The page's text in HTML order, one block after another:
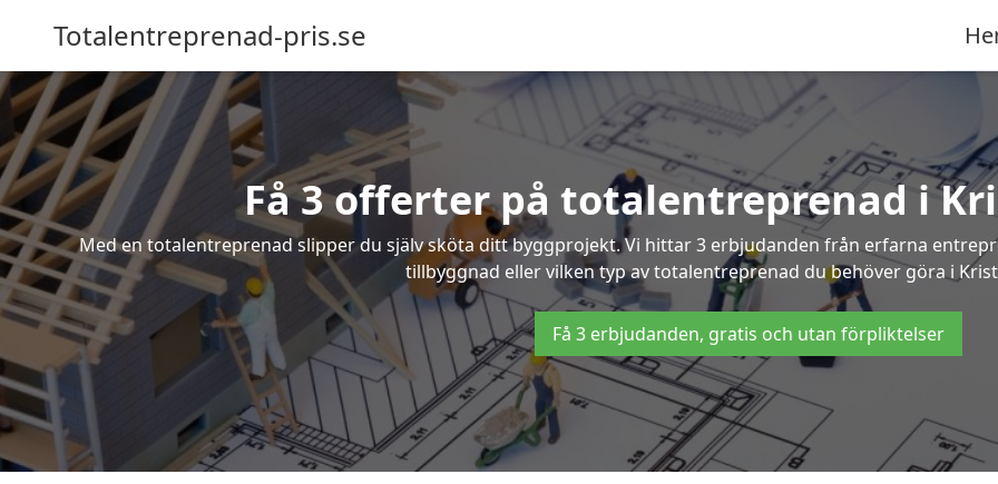
Totalentreprenad-pris.se
Få 3 offerter på totalentreprenad i
Med en totalentreprenad slipper du själv sköta ditt byggprojekt. Vi hittar 3 erbjudanden från erfarna
tillbyggnad eller vilken typ av totalentreprenad du behöver göra i
Få 3 erbjudanden, gratis och utan förpliktelser